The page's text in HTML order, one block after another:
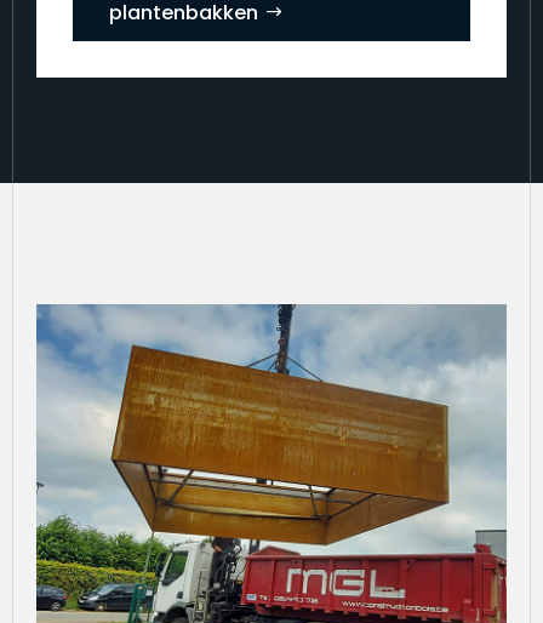
plantenbakken